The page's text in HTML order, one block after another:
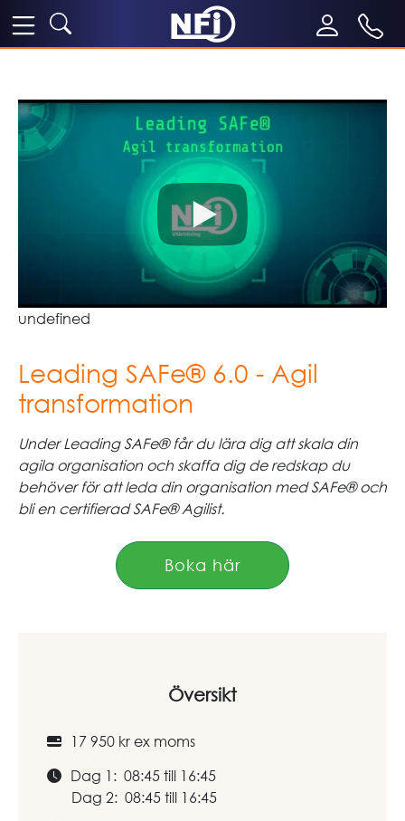
undefined
Leading SAFe® 6.0 - Agil
transformation
Under Leading SAFe® får du lära dig att skala din
agila organisation och skaffa dig de redskap du
behöver för att leda din organisation med SAFe® och
bli en certifierad SAFe® Agilist.
Boka här
Översikt
17 950 kr ex moms
Dag 1: 08:45 till 16:45
Dag 2: 08:45 till 16:45